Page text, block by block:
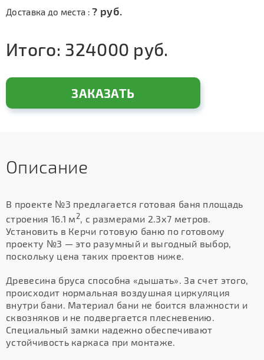
Доставка до места :? руб.
Итого: 324000 руб.
ЗАКАЗАТЬ
Описание
В проекте №3 предлагается готовая баня площадь
строения 16.1 м2, с размерами 2.3х7 метров.
Установить в Керчи готовую баню по готовому
проекту №3 — это разумный и выгодный выбор,
поскольку цена таких проектов ниже.
Древесина бруса способна «дышать». За счет этого,
происходит нормальная воздушная циркуляция
внутри бани. Материал бани не боится влажности и
сквозняков и не подвергается плесневению.
Специальный замки надежно обеспечивают
устойчивость каркаса при монтаже.